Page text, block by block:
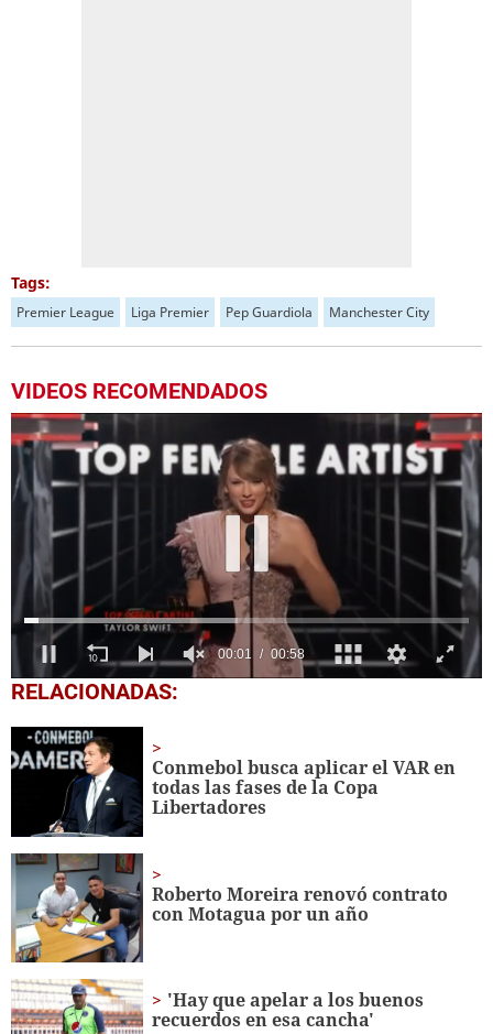
Tags:
Premier League Liga Premier Pep Guardiola Manchester City
VIDEOS RECOMENDADOS
0
seconds
58
seconds
RELACIONADAS:
Conmebol busca aplicar el VAR en
todas las fases de la Copa
Libertadores
Roberto Moreira renovó contrato
con Motagua por un año
'Hay que apelar a los buenos
recuerdos en esa cancha'